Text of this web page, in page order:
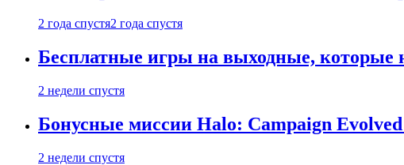
2 года спустя2 года спустя
Бесплатные игры на выходные, которые
2 недели спустя
Бонусные миссии Halo: Campaign
2 недели спустя